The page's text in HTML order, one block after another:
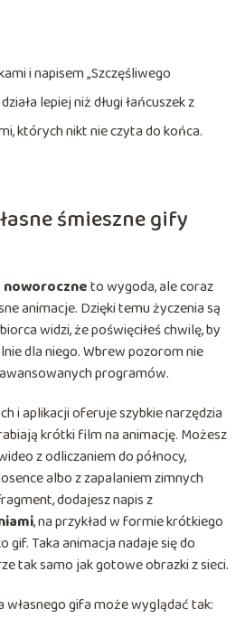
i napisem „Szczęśliwego
lepiej niż długi łańcuszek z
których nikt nie czyta do końca.
śmieszne gify
to wygoda, ale coraz
animacje. Dzięki temu życzenia są
widzi, że poświęciłeś chwilę, by
dla niego. Wbrew pozorom nie
programów.
i aplikacji oferuje szybkie narzędzia
krótki film na animację. Możesz
z odliczaniem do północy,
albo z zapalaniem zimnych
dodajesz napis z
, na przykład w formie krótkiego
gif. Taka animacja nadaje się do
tak samo jak gotowe obrazki z sieci.
gifa może wyglądać tak: